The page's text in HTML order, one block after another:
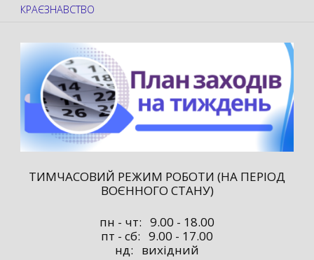
КРАЄЗНАВСТВО
ТИМЧАСОВИЙ РЕЖИМ РОБОТИ (НА ПЕРІОД
ВОЄННОГО СТАНУ)
пн - чт: 9.00 - 18.00
пт - сб: 9.00 - 17.00
нд: вихідний